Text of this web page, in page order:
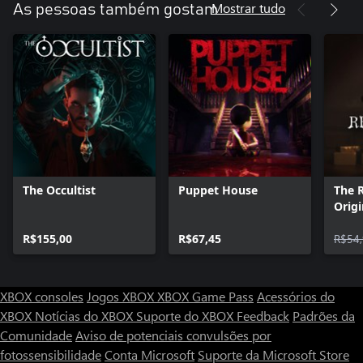
Mergulhe neste mundo fascinante e descubra o que está por
As pessoas também gostamMostrar tudo
The Occultist
R$155,00
Puppet House
R$67,45
The
XBOX consoles Jogos XBOXXBOX Game Pass Acessórios do
XBOX Notícias do XBOX Suporte do XBOX Feedback Padrões da
ComunidadeAviso de potenciais convulsões por
fotossensibilidadeConta Microsoft Suporte da Microsoft Store